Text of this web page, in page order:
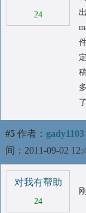
24
#5 作者： gady1103
间：2011-09-02
对我有帮助
24